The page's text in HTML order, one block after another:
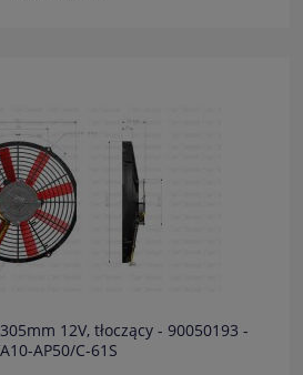
12V, tłoczący - 90050193 -
AP50/C-61S